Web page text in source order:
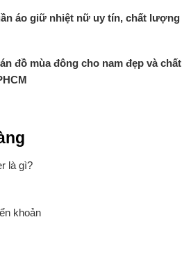
áo giữ nhiệt nữ uy tín, chất lượng
đồ mùa đông cho nam đẹp và chất
là gì?
khoản